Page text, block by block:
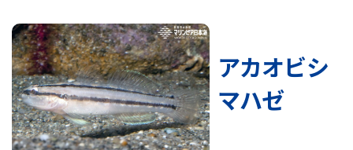
アカオビシ
マハゼ